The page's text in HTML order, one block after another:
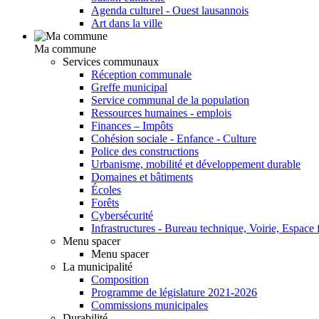
Agenda culturel - Ouest lausannois
Art dans la ville
Ma commune
Services communaux
Réception communale
Greffe municipal
Service communal de la population
Ressources humaines - emplois
Finances – Impôts
Cohésion sociale - Enfance - Culture
Police des constructions
Urbanisme, mobilité et développement durable
Domaines et bâtiments
Écoles
Forêts
Cybersécurité
Infrastructures - Bureau technique, Voirie, Espace
Menu spacer
Menu spacer
La municipalité
Composition
Programme de législature 2021-2026
Commissions municipales